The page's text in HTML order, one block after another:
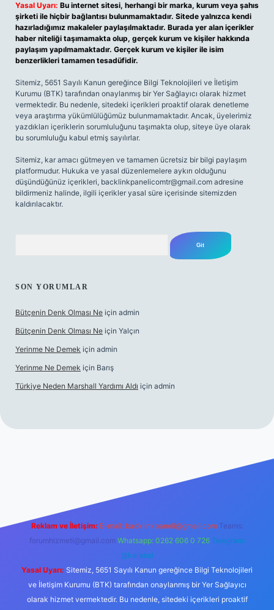
Yasal Uyarı: Bu internet sitesi, herhangi bir marka, kurum veya şahıs
şirketi ile hiçbir bağlantısı bulunmamaktadır. Sitede yalnızca kendi
hazırladığımız makaleler paylaşılmaktadır. Burada yer alan içerikler
haber niteliği taşımamakta olup, gerçek kurum ve kişiler hakkında
paylaşım yapılmamaktadır. Gerçek kurum ve kişiler ile isim
benzerlikleri tamamen tesadüfidir.
Sitemiz, 5651 Sayılı Kanun gereğince Bilgi Teknolojileri ve İletişim
Kurumu (BTK) tarafından onaylanmış bir Yer Sağlayıcı olarak hizmet
vermektedir. Bu nedenle, sitedeki içerikleri proaktif olarak denetleme
veya araştırma yükümlülüğümüz bulunmamaktadır. Ancak, üyelerimiz
yazdıkları içeriklerin sorumluluğunu taşımakta olup, siteye üye olarak
bu sorumluluğu kabul etmiş sayılırlar.
Sitemiz, kar amacı gütmeyen ve tamamen ücretsiz bir bilgi paylaşım
platformudur. Hukuka ve yasal düzenlemelere aykırı olduğunu
düşündüğünüz içerikleri, backlinkpanelicomtr@gmail.com adresine
bildirmeniz halinde, ilgili içerikler yasal süre içerisinde sitemizden
kaldırılacaktır.
SON YORUMLAR
Bütçenin Denk Olması Ne için admin
Bütçenin Denk Olması Ne için Yalçın
Yerinme Ne Demek için admin
Yerinme Ne Demek için Barış
Türkiye Neden Marshall Yardımı Aldı için admin
hiltonbet yeni giriş
Reklam ve İletişim: E-mail: backlinkpaneli@gmail.com Teams:
forumhizmeti@gmail.com Whatsapp: 0262 606 0 726 Telegram:
@karabul
Yasal Uyarı: Sitemiz, 5651 Sayılı Kanun gereğince Bilgi Teknolojileri
ve İletişim Kurumu (BTK) tarafından onaylanmış bir Yer Sağlayıcı
olarak hizmet vermektedir. Bu nedenle, sitedeki içerikleri proaktif